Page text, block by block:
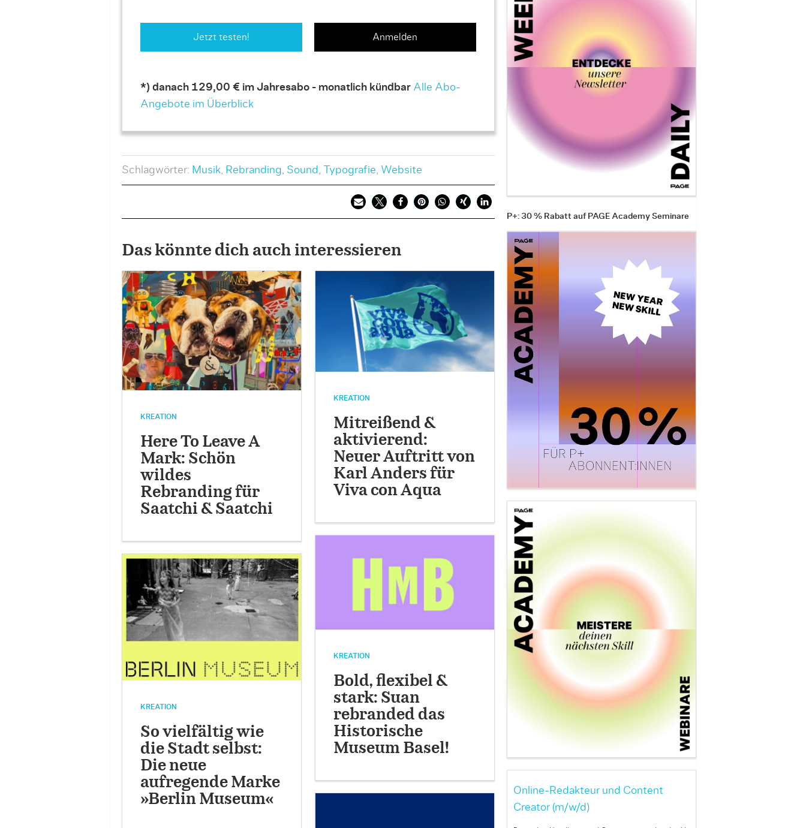
Jetzt testen! Anmelden
*) danach 129,00 € im Jahresabo - monatlich kündbar Alle Abo-
Angebote im Überblick
Schlagwörter: Musik, Rebranding, Sound, Typografie, Website
Das könnte dich auch interessieren
KREATION
Here To Leave A
Mark: Schön
wildes
Rebranding für
Saatchi & Saatchi
KREATION
Mitreißend &
aktivierend:
Neuer Auftritt von
Karl Anders für
Viva con Aqua
KREATION
So vielfältig wie
die Stadt selbst:
Die neue
aufregende Marke
»Berlin Museum«
KREATION
Bold, flexibel &
stark: Suan
rebranded das
Historische
Museum Basel!
P+: 30 % Rabatt auf PAGE Academy Seminare
Online-Redakteur und Content
Creator (m/w/d)